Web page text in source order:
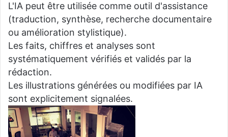
L'IA peut être utilisée comme outil d'assistance
(traduction, synthèse, recherche documentaire
ou amélioration stylistique).
Les faits, chiffres et analyses sont
systématiquement vérifiés et validés par la
rédaction.
Les illustrations générées ou modifiées par IA
sont explicitement signalées.